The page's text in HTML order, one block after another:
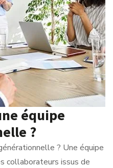
équipe
?
? Une équipe
collaborateurs issus de